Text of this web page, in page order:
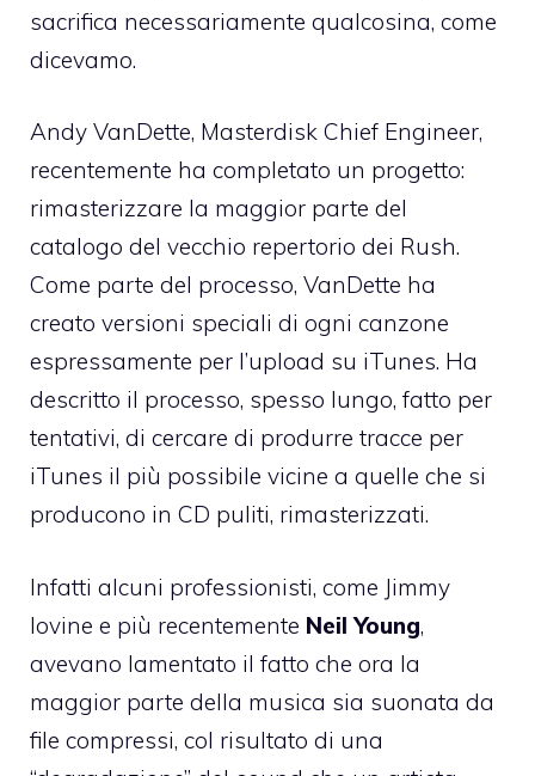
sacrifica necessariamente qualcosina, come
dicevamo.
Andy VanDette, Masterdisk Chief Engineer,
recentemente ha completato un progetto:
rimasterizzare la maggior parte del
catalogo del vecchio repertorio dei Rush.
Come parte del processo, VanDette ha
creato versioni speciali di ogni canzone
espressamente per l’upload su iTunes. Ha
descritto il processo, spesso lungo, fatto per
tentativi, di cercare di produrre tracce per
iTunes il più possibile vicine a quelle che si
producono in CD puliti, rimasterizzati.
Infatti alcuni professionisti, come Jimmy
Iovine e più recentemente Neil Young,
avevano lamentato il fatto che ora la
maggior parte della musica sia suonata da
file compressi, col risultato di una